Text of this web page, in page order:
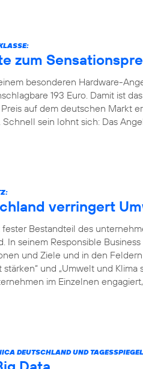
zum
besonderen Hardware-
193 Euro. Damit ist
auf dem deutschen Markt
sein lohnt sich: Das
verringert
Bestandteil des
In seinem Responsible
und Ziele und in den
und „Umwelt und
im Einzelnen
DEUTSCHLAND UND